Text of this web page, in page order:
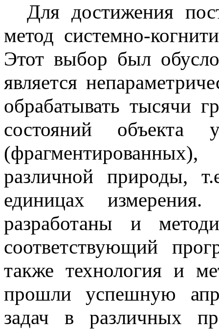
Для достижения
метод системно-
Этот выбор был
является
обрабатывать тысячи
состояний объекта
различной природы,
единицах
разработаны и
соответствующий
также технология и
прошли успешную
задач в различных